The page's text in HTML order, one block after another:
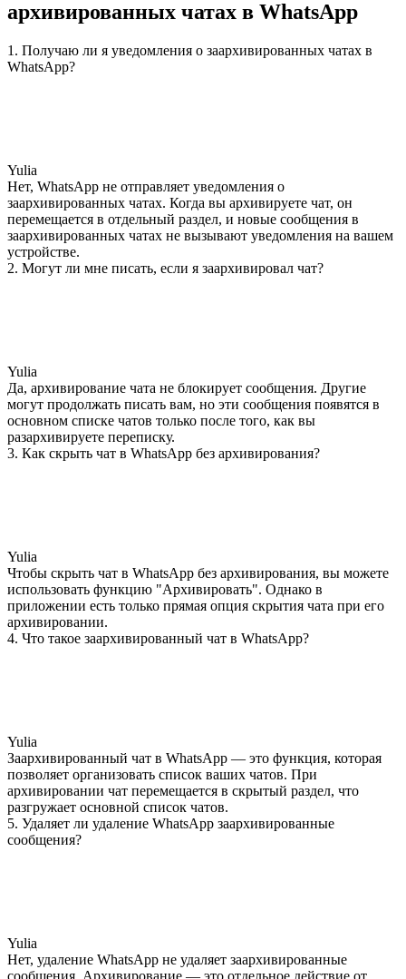
архивированных чатах в WhatsApp
1. Получаю ли я уведомления о заархивированных чатах в
WhatsApp?
Yulia
Нет, WhatsApp не отправляет уведомления о
заархивированных чатах. Когда вы архивируете чат, он
перемещается в отдельный раздел, и новые сообщения в
заархивированных чатах не вызывают уведомления на вашем
устройстве.
2. Могут ли мне писать, если я заархивировал чат?
Yulia
Да, архивирование чата не блокирует сообщения. Другие
могут продолжать писать вам, но эти сообщения появятся в
основном списке чатов только после того, как вы
разархивируете переписку.
3. Как скрыть чат в WhatsApp без архивирования?
Yulia
Чтобы скрыть чат в WhatsApp без архивирования, вы можете
использовать функцию "Архивировать". Однако в
приложении есть только прямая опция скрытия чата при его
архивировании.
4. Что такое заархивированный чат в WhatsApp?
Yulia
Заархивированный чат в WhatsApp — это функция, которая
позволяет организовать список ваших чатов. При
архивировании чат перемещается в скрытый раздел, что
разгружает основной список чатов.
5. Удаляет ли удаление WhatsApp заархивированные
сообщения?
Yulia
Нет, удаление WhatsApp не удаляет заархивированные
сообщения. Архивирование — это отдельное действие от